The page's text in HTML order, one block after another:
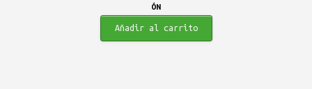
ÓN
Añadir al carrito